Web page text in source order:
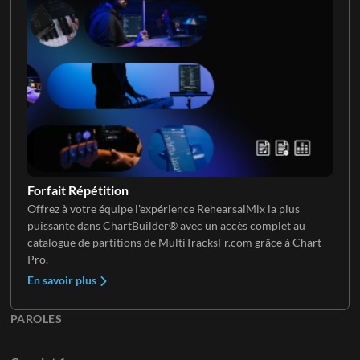
Clavier 4
Clavier 5
Forfait Répétition
Offrez à votre équipe l'expérience RehearsalMix la plus
puissante dans ChartBuilder® avec un accès complet au
catalogue de partitions de MultiTracksFr.com grâce à Chart
Pro.
En savoir plus
PAROLES